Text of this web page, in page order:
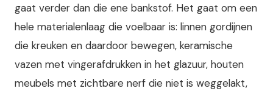
gaat verder dan die ene bankstof. Het gaat om een
hele materialenlaag die voelbaar is: linnen gordijnen
die kreuken en daardoor bewegen, keramische
vazen met vingerafdrukken in het glazuur, houten
meubels met zichtbare nerf die niet is weggelakt,